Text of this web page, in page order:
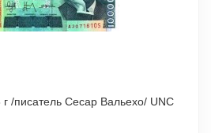
Перу 10000 инти 1988 г /писатель Сесар Вальехо/ UNC